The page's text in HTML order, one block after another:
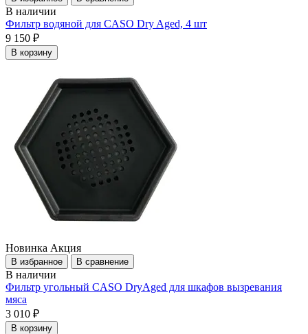
В наличии
Фильтр водяной для CASO Dry Aged, 4 шт
9 150 ₽
В корзину
Новинка Акция
В избранное В сравнение
В наличии
Фильтр угольный CASO DryAged для шкафов вызревания
мяса
3 010 ₽
В корзину